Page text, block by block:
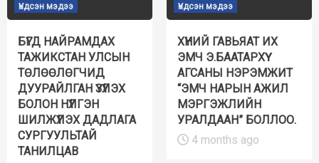
Үндсэн мэдээ
БҮГД НАЙРАМДАХ
ТАЖИКСТАН УЛСЫН
ТӨЛӨӨЛӨГЧИД
ДУУРАЙЛГАН ҮЗҮҮЛЭХ
БОЛОН НҮҮЛГЭН
ШИЛЖҮҮЛЭХ ДАДЛАГА
СУРГУУЛЬТАЙ
ТАНИЛЦАВ
Үндсэн мэдээ
ХҮНИЙ ГАВЬЯАТ ИХ
ЭМЧ Э.БААТАРХҮҮ
АГСАНЫ НЭРЭМЖИТ
“ЭМЧ НАРЫН АЖИЛ
МЭРГЭЖЛИЙН
УРАЛДААН” БОЛЛОО.
4 months ago